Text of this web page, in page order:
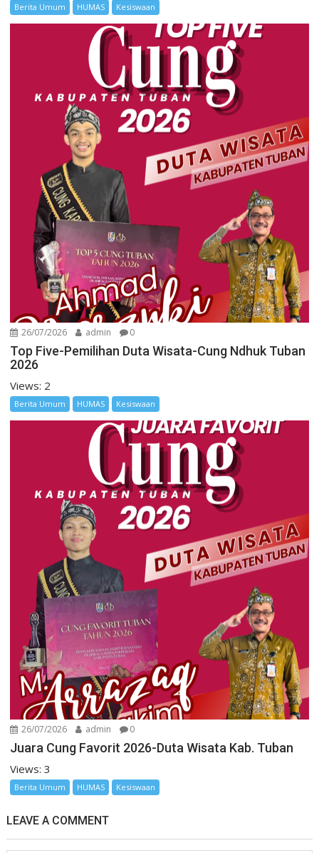
Berita Umum HUMAS Kesiswaan
26/07/2026 admin 0
Top Five-Pemilihan Duta Wisata-Cung Ndhuk Tuban
2026
Views: 2
Berita Umum HUMAS Kesiswaan
26/07/2026 admin 0
Juara Cung Favorit 2026-Duta Wisata Kab. Tuban
Views: 3
Berita Umum HUMAS Kesiswaan
LEAVE A COMMENT